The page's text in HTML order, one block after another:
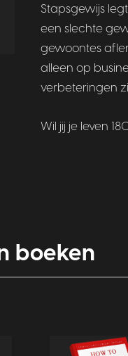
Stapsgewijs
een slechte
gewoontes
alleen op
verbeteringen
Wil jij je leven
boeken